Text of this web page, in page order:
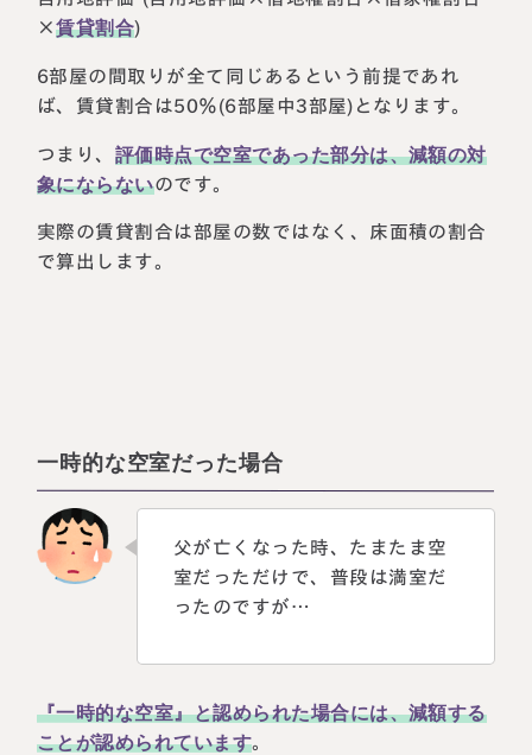
×賃貸割合)
6部屋の間取りが全て同じあるという前提であれ
ば、賃貸割合は50％(6部屋中3部屋)となります。
つまり、評価時点で空室であった部分は、減額の対
象にならないのです。
実際の賃貸割合は部屋の数ではなく、床面積の割合
で算出します。
一時的な空室だった場合
父が亡くなった時、たまたま空
室だっただけで、普段は満室だ
ったのですが…
『一時的な空室』と認められた場合には、減額する
ことが認められています。